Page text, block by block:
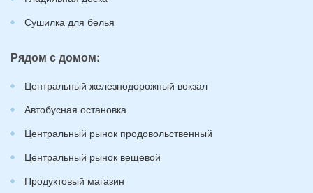
Сушилка для белья
Рядом с домом:
Центральный железнодорожный вокзал
Автобусная остановка
Центральный рынок продовольственный
Центральный рынок вещевой
Продуктовый магазин